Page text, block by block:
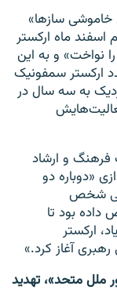
خاموشی ساز‌ها»
ماه ارکستر
شماره ٩ بتهوون را نواخت» و به این
ارکستر سمفونیک
به سه سال در
فرهنگ و ارشاد
«دوباره دو
شخص
بود تا
ارکستر
آغاز کرد.»
ملل متحد»، تهدید